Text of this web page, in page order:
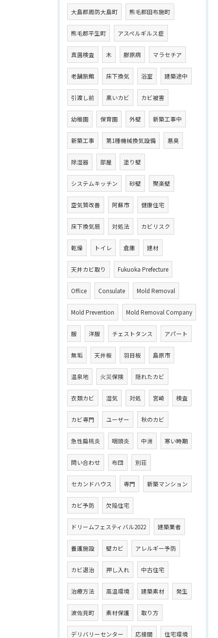
大島郡周防大島町 熊毛郡田布施町
熊毛郡平生町 アスペルギルス症
真菌検査 木 膠原病 マラセチア
老舗旅館 床下換気 浴室 建築途中
引渡し前 黒いカビ カビ被害
幼稚園 保育園 外壁 新築工事中
新築工事 第1種機械換気設備 悪臭
除湿器 部屋 塗り壁
システムキッチン 砂壁 聚楽壁
空気質改善 阿蘇市 健康住宅
床下換気扇 対処法 カビリスク
乾燥 トイレ 倉庫 建材
天井カビ取り Fukuoka Prefecture
Office Consulate Mold Removal
Mold Prevention Mold Removal Company
服 洋服 チェストタンス アパート
無垢 天井板 羽目板 島原市
温泉地 火災保険 隠れたカビ
衣類カビ 湿気 対処 宮崎 検査
カビ専門 ユーザー 秋のカビ
急性扁桃炎 咽頭炎 中洲 寒い時期
問い合わせ 布団 別荘
セカンドハウス 専門 新築マンション
カビ予防 欠陥住宅
ドリームフェスティバル2022 建築業者
養護施設 壁カビ アレルギー予防
カビ退治 押し入れ 中古住宅
治療方法 高温環境 建築素材 発生
波佐見町 素材保護 取り方
デリバリーセンター 応接間 住宅環境